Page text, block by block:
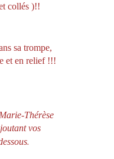
collés )!!
sa trompe,
et en relief !!!
Thérèse
vos
.